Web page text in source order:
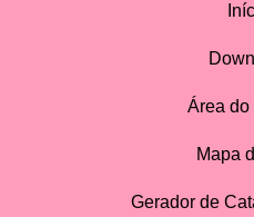
Área do
Mapa
Gerador de